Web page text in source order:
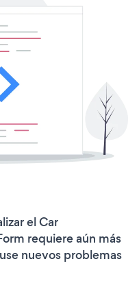
el Car
requiere aún más
nuevos problemas